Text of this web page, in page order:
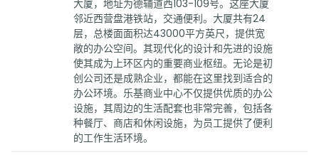
大厦，地址为德辅道西103-109号。这座大厦
邻近西营盘港铁站，交通便利。大厦共有24
层，总楼面面积达43000平方英尺，提供宽
敞的办公空间。其现代化的设计和先进的设施
使其成为上环区内的重要商业枢纽。无论是初
创公司还是成熟企业，都能在这里找到适合的
办公环境。乐基商业中心不仅提供优质的办公
设施，其周边的生活配套也非常完善，包括各
种餐厅、商店和休闲设施，为员工提供了便利
的工作生活环境。